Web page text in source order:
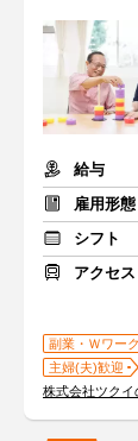
給与
雇用形態
シフト
アクセス
副業・Ｗワー
主婦(夫)歓迎
株式会社ツクイ